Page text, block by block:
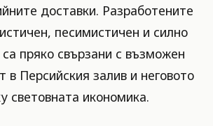
доставки. Разработените
песимистичен и силно
пряко свързани с възможен
в Персийския залив и неговото
световната икономика.